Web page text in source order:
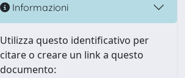
Informazioni
Utilizza questo identificativo per
citare o creare un link a questo
documento: